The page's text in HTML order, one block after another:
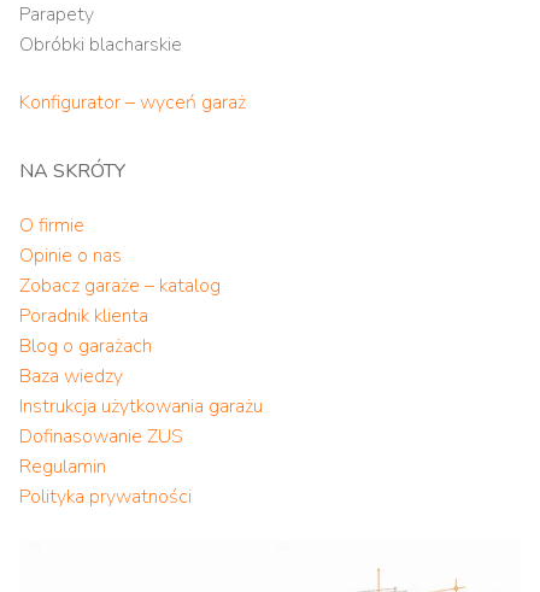
Parapety
Obróbki blacharskie
Konfigurator – wyceń garaż
NA SKRÓTY
O firmie
Opinie o nas
Zobacz garaże – katalog
Poradnik klienta
Blog o garażach
Baza wiedzy
Instrukcja użytkowania garażu
Dofinasowanie ZUS
Regulamin
Polityka prywatności